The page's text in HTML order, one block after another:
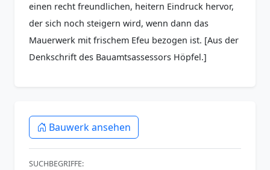
einen recht freundlichen, heitern Eindruck hervor,
der sich noch steigern wird, wenn dann das
Mauerwerk mit frischem Efeu bezogen ist. [Aus der
Denkschrift des Bauamtsassessors Höpfel.]
Bauwerk ansehen
SUCHBEGRIFFE: